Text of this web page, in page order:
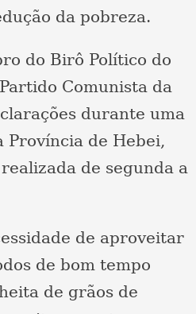
da pobreza.
do Birô Político do
Comunista da
durante uma
Província de Hebei,
de segunda a
de aproveitar
de bom tempo
de grãos de